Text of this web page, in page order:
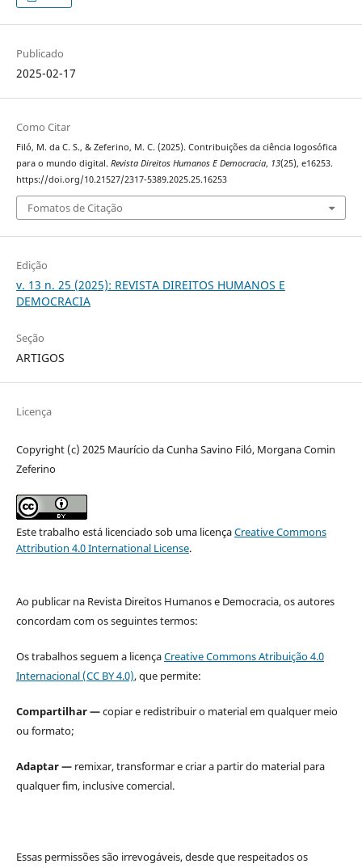
Publicado
2025-02-17
Como Citar
Filó, M. da C. S., & Zeferino, M. C. (2025). Contribuições da ciência logosófica
para o mundo digital. Revista Direitos Humanos E Democracia, 13(25), e16253.
https://doi.org/10.21527/2317-5389.2025.25.16253
Fomatos de Citação
Edição
v. 13 n. 25 (2025): REVISTA DIREITOS HUMANOS E
DEMOCRACIA
Seção
ARTIGOS
Licença
Copyright (c) 2025 Maurício da Cunha Savino Filó, Morgana Comin
Zeferino
Este trabalho está licenciado sob uma licençaCreative Commons
Attribution 4.0 International License.
Ao publicar na Revista Direitos Humanos e Democracia, os autores
concordam com os seguintes termos:
Os trabalhos seguem a licençaCreative Commons Atribuição 4.0
Internacional (CC BY 4.0), que permite:
Compartilhar —copiar e redistribuir o material em qualquer meio
ou formato;
Adaptar —remixar, transformar e criar a partir do material para
qualquer fim, inclusive comercial.
Essas permissões são irrevogáveis, desde que respeitados os